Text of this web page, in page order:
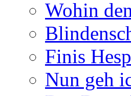
Wohin
Finis
Nun geh